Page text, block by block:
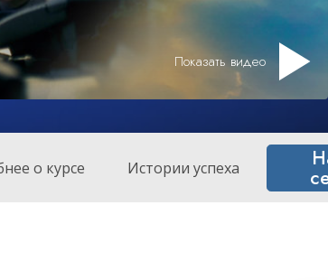
Этика и состояния
Причина
Расследования
Основы связей с
Задачи и цели
Показать видео
о курсе Истории успеха